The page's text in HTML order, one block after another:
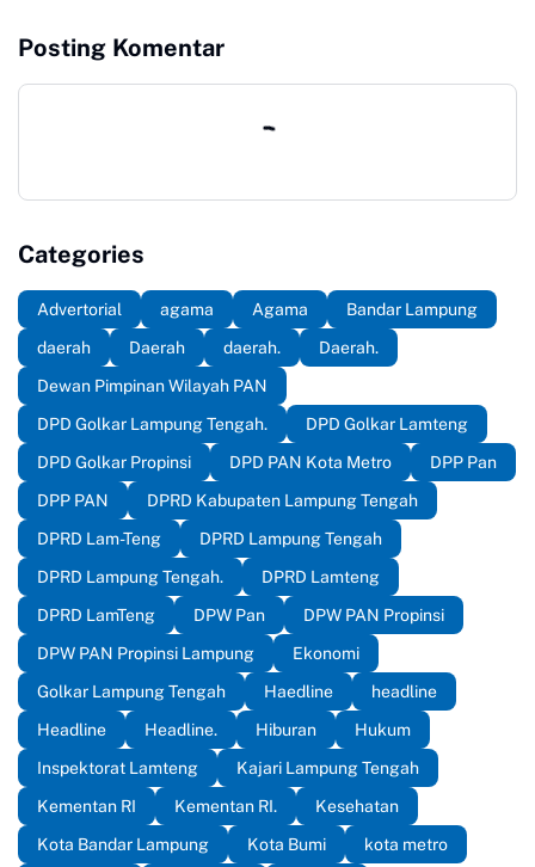
lapangan, atas dugaan
Posting Komentar
Categories
Advertorial agama Agama
Bandar Lampung
daerah
Daerah daerah.
Daerah.
Dewan Pimpinan Wilayah PAN
DPD Golkar Lampung Tengah.
DPD Golkar Lamteng
DPD Golkar Propinsi
DPD PAN Kota Metro
DPP Pan
DPP PAN
DPRD Kabupaten Lampung Tengah
DPRD Lam-Teng
DPRD Lampung Tengah
DPRD Lampung Tengah.
DPRD Lamteng
DPRD LamTeng
DPW Pan
DPW PAN Propinsi
DPW PAN Propinsi Lampung
Ekonomi
Golkar Lampung Tengah
Haedline
headline
Headline
Headline. Hiburan
Hukum
Inspektorat Lamteng
Kajari Lampung Tengah
Kementan RI
Kementan RI.
Kesehatan
Kota Bandar Lampung
Kota Bumi
kota metro